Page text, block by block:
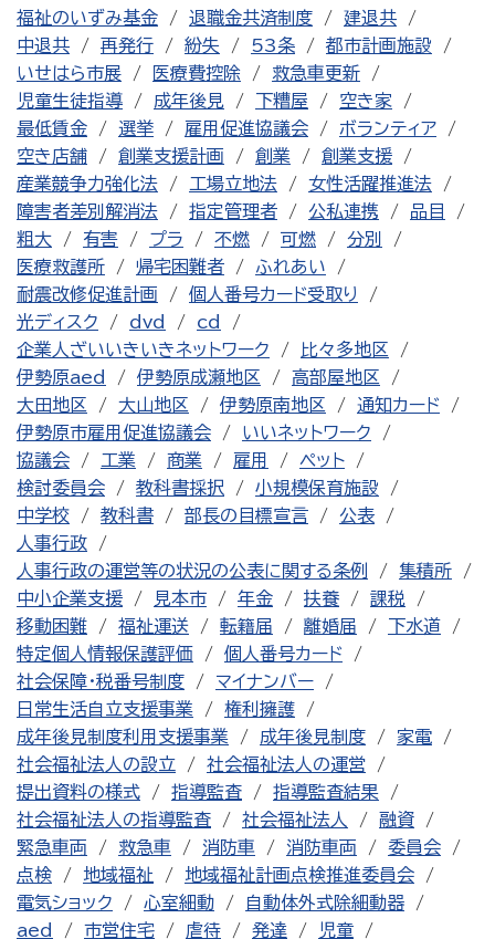
福祉のいずみ基金
退職金共済制度
建退共
中退共
再発行 紛失 53条
都市計画施設
いせはら市展
医療費控除
救急車更新
児童生徒指導
成年後見 下糟屋
空き家
最低賃金
選挙 雇用促進協議会
ボランティア
空き店舗
創業支援計画 創業
創業支援
産業競争力強化法
工場立地法
女性活躍推進法
障害者差別解消法
指定管理者 公私連携
品目
粗大
有害 プラ 不燃 可燃
分別
医療救護所
帰宅困難者
ふれあい
耐震改修促進計画
個人番号カード受取り
光ディスク
dvd
cd
企業人ざいいきいきネットワーク
比々多地区
伊勢原aed
伊勢原成瀬地区
高部屋地区
大田地区
大山地区 伊勢原南地区
通知カード
伊勢原市雇用促進協議会
いいネットワーク
協議会
工業 商業 雇用
ペット
検討委員会
教科書採択
小規模保育施設
中学校
教科書 部長の目標宣言
公表
人事行政
人事行政の運営等の状況の公表に関する条例
集積所
中小企業支援
見本市 年金 扶養
課税
移動困難
福祉運送 転籍届 離婚届
下水道
特定個人情報保護評価
個人番号カード
社会保障・税番号制度
マイナンバー
日常生活自立支援事業
権利擁護
成年後見制度利用支援事業
成年後見制度
家電
社会福祉法人の設立
社会福祉法人の運営
提出資料の様式
指導監査
指導監査結果
社会福祉法人の指導監査
社会福祉法人
融資
緊急車両
救急車 消防車 消防車両
委員会
点検
地域福祉
地域福祉計画点検推進委員会
電気ショック
心室細動
自動体外式除細動器
aed
市営住宅 虐待 発達 児童